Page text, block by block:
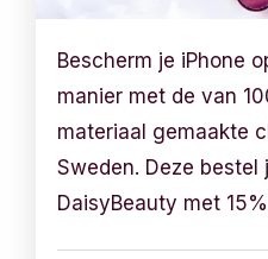
Bescherm je iPhone
manier met de van
materiaal gemaakte
Sweden. Deze bestel
DaisyBeauty met